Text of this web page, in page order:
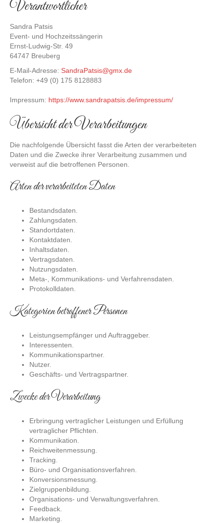
Verantwortlicher
Sandra Patsis
Event- und Hochzeitssängerin
Ernst-Ludwig-Str. 49
64747 Breuberg
E-Mail-Adresse: SandraPatsis@gmx.de
Telefon: +49 (0) 175 8128883
Impressum: https://www.sandrapatsis.de/impressum/
Übersicht der Verarbeitungen
Die nachfolgende Übersicht fasst die Arten der verarbeiteten
Daten und die Zwecke ihrer Verarbeitung zusammen und
verweist auf die betroffenen Personen.
Arten der verarbeiteten Daten
Bestandsdaten.
Zahlungsdaten.
Standortdaten.
Kontaktdaten.
Inhaltsdaten.
Vertragsdaten.
Nutzungsdaten.
Meta-, Kommunikations- und Verfahrensdaten.
Protokolldaten.
Kategorien betroffener Personen
Leistungsempfänger und Auftraggeber.
Interessenten.
Kommunikationspartner.
Nutzer.
Geschäfts- und Vertragspartner.
Zwecke der Verarbeitung
Erbringung vertraglicher Leistungen und Erfüllung
vertraglicher Pflichten.
Kommunikation.
Reichweitenmessung.
Tracking.
Büro- und Organisationsverfahren.
Konversionsmessung.
Zielgruppenbildung.
Organisations- und Verwaltungsverfahren.
Feedback.
Marketing.